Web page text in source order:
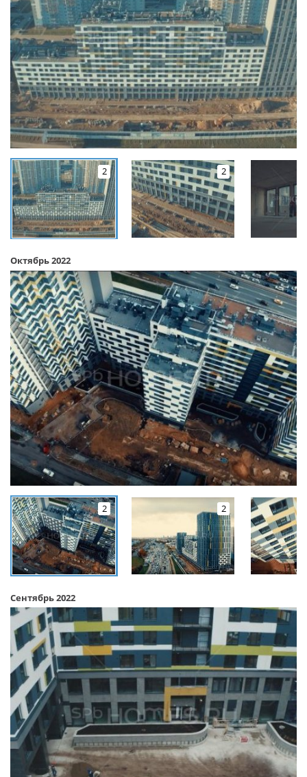
2 2
Октябрь 2022
2 2
Сентябрь 2022